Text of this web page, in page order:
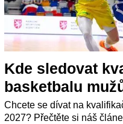
Kde sledovat
basketbalu
Chcete se dívat na
2027? Přečtěte si náš